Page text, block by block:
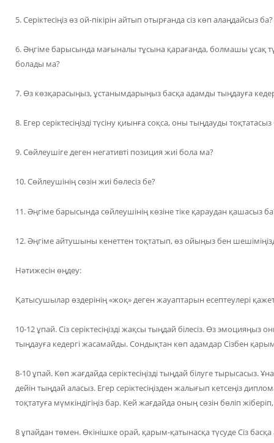
5. Серіктесіңіз өз ой-пікірін айтып отырғанда сіз көп алаңдайсыз ба?
6. Әңгіме барысында мағыналы тұсына қарағанда, болмашы ұсақ
болады ма?
7. Өз көзқарасыңыз, ұстанымдарыңыз басқа адамды тыңдауға
8. Егер серіктесіңізді түсіну қиынға соқса, оны тыңдауды тоқтатасыз
9. Сөйлеушіге деген негативті позиция жиі бола ма?
10. Сөйлеушінің сөзін жиі бөлесіз бе?
11. Әңгіме барысында сөйлеушінің көзіне тіке қараудан қашасыз
12. Әңгіме айтушыны кенеттен тоқтатып, өз ойыңыз бен
Нәтижесін өңдеу:
Қатысушылар өздерінің «жоқ» деген жауаптарын есептеулері
10-12 ұпай. Сіз серіктесіңізді жақсы тыңдай білесіз. Өз эмоцияңыз
тыңдауға кедергі жасамайды. Сондықтан көп адамдар Сізбен
8-10 ұпай. Көп жағдайда серіктесіңізді тыңдай білуге тырысасыз.
дейін тыңдай аласыз. Егер серіктесіңізден жалығып кетсеңіз
тоқтатуға мүмкіндігіңіз бар. Кей жағдайда оның сөзін бөліп
8 ұпайдан төмен. Өкінішке орай, қарым-қатынасқа түсуде Сіз